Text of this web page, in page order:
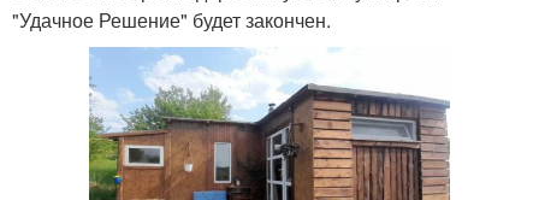
"Удачное Решение" будет закончен.